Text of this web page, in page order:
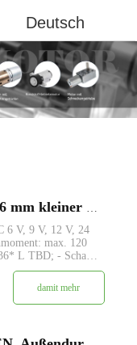
Deutsch
6 V, 9 V, 12 V, 24
max. 120
L TBD; - Schaft:
- Encoder:
- MOQ: 500 Stk
damit mehr